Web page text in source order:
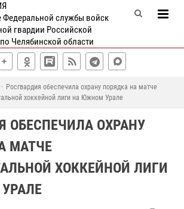
Федеральной службы войск
гвардии Российской
Челябинской области
Росгвардия обеспечила охрану порядка на матче
хоккейной лиги на Южном Урале
ОБЕСПЕЧИЛА ОХРАНУ
МАТЧЕ
ХОККЕЙНОЙ ЛИГИ